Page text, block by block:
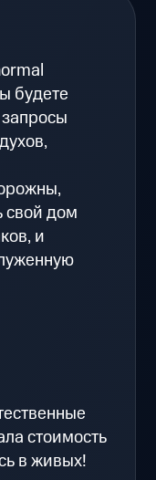
будете
свой дом
и
стоимость
в живых!